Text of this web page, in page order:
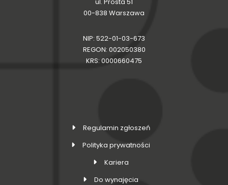
00-838 Warszawa
NIP: 522-01-03-673
REGON: 002050380
KRS: 0000660475
Regulamin zgłoszeń
Polityka prywatności
Kariera
Do wynajęcia